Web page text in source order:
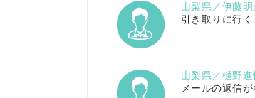
山梨県／伊藤明
引き取りに行
山梨県／樋野進
メールの返信